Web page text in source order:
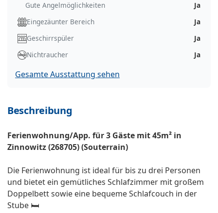
Gute Angelmöglichkeiten
Ja
Eingezäunter Bereich
Ja
Geschirrspüler
Ja
Nichtraucher
Ja
Gesamte Ausstattung sehen
Beschreibung
Ferienwohnung/App. für 3 Gäste mit 45m² in
Zinnowitz (268705) (Souterrain)
Die Ferienwohnung ist ideal für bis zu drei Personen
und bietet ein gemütliches Schlafzimmer mit großem
Doppelbett sowie eine bequeme Schlafcouch in der
Stube 🛏️